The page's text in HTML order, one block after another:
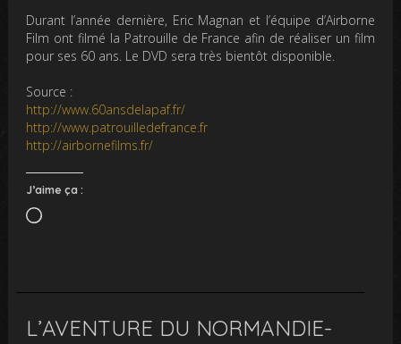
Durant l’année dernière, Eric Magnan et l’équipe d’Airborne
Film ont filmé la Patrouille de France afin de réaliser un film
pour ses 60 ans. Le DVD sera très bientôt disponible.
Source :
http://www.60ansdelapaf.fr/
http://www.patrouilledefrance.fr
http://airbornefilms.fr/
J’aime ça :
Chargement…
L’AVENTURE DU NORMANDIE-